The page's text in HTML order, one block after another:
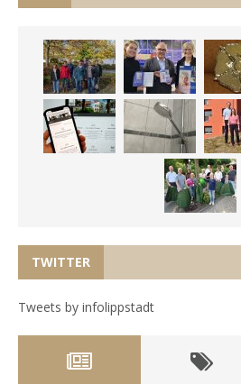
TWITTER
Tweets by infolippstadt